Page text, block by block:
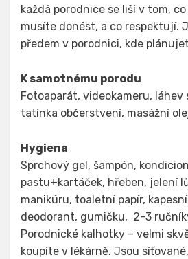
každá porodnice se liší v tom,
musíte donést, a co respektují.
předem v porodnici, kde
K samotnému porodu
Fotoaparát, videokameru, láhev
tatínka občerstvení, masážní
Hygiena
Sprchový gel, šampón,
pastu+kartáček, hřeben, jelení
manikúru, toaletní papír,
deodorant, gumičku, 2-3
Porodnické kalhotky – velmi
koupíte v lékárně. Jsou